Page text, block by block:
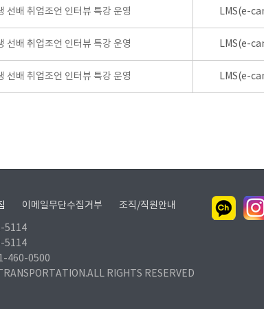
선배 취업조언 인터뷰 특강 운영 LMS(e-
선배 취업조언 인터뷰 특강 운영 LMS(e-
선배 취업조언 인터뷰 특강 운영 LMS(e-
이메일무단수집거부 조직/직원안내
5114
5114
460-0500
RIGHTS RESERVED